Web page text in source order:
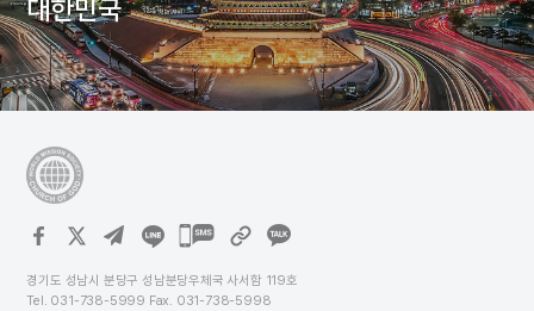
대한민국
카카오톡
경기도 성남시 분당구 성남분당우체국 사서함 119호
Tel. 031-738-5999 Fax. 031-738-5998